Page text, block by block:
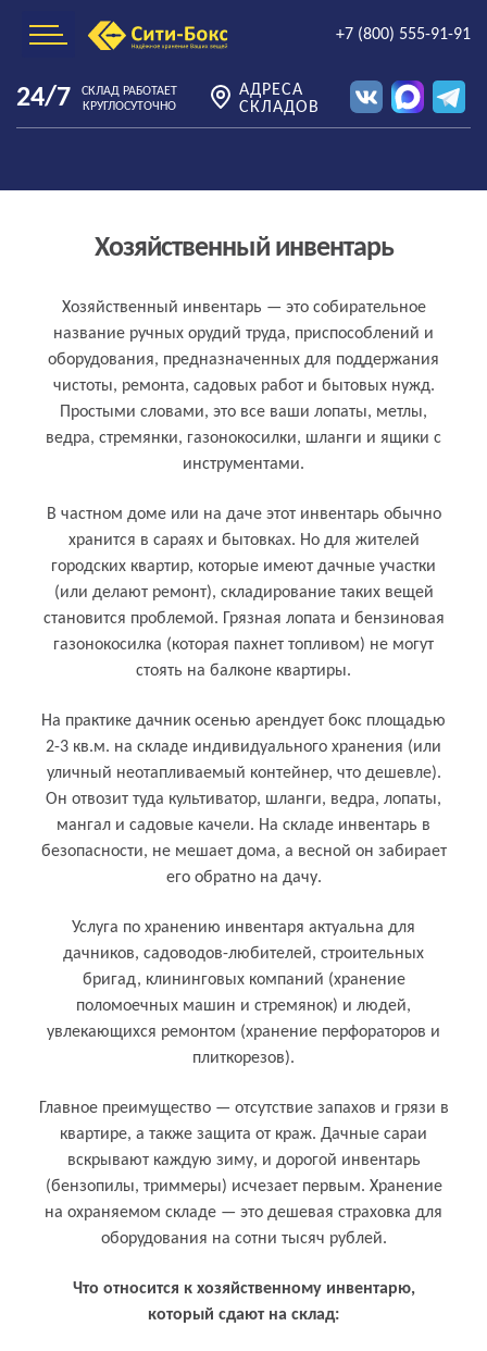
+7 (800) 555-91-91
24/7
СКЛАД РАБОТАЕТ
КРУГЛОСУТОЧНО
АДРЕСА
СКЛАДОВ
Хозяйственный инвентарь
Что такое хозяйственный инвентарь
простыми словами
Хозяйственный инвентарь — это собирательное
название ручных орудий труда, приспособлений и
оборудования, предназначенных для поддержания
чистоты, ремонта, садовых работ и бытовых нужд.
Простыми словами, это все ваши лопаты, метлы,
ведра, стремянки, газонокосилки, шланги и ящики с
инструментами.
В частном доме или на даче этот инвентарь обычно
хранится в сараях и бытовках. Но для жителей
городских квартир, которые имеют дачные участки
(или делают ремонт), складирование таких вещей
становится проблемой. Грязная лопата и бензиновая
газонокосилка (которая пахнет топливом) не могут
стоять на балконе квартиры.
На практике дачник осенью арендует бокс площадью
2-3 кв.м. на складе индивидуального хранения (или
уличный неотапливаемый контейнер, что дешевле).
Он отвозит туда культиватор, шланги, ведра, лопаты,
мангал и садовые качели. На складе инвентарь в
безопасности, не мешает дома, а весной он забирает
его обратно на дачу.
Кому и для чего нужен хозяйственный
инвентарь
Услуга по хранению инвентаря актуальна для
дачников, садоводов-любителей, строительных
бригад, клининговых компаний (хранение
поломоечных машин и стремянок) и людей,
увлекающихся ремонтом (хранение перфораторов и
плиткорезов).
Главное преимущество — отсутствие запахов и грязи в
квартире, а также защита от краж. Дачные сараи
вскрывают каждую зиму, и дорогой инвентарь
(бензопилы, триммеры) исчезает первым. Хранение
на охраняемом складе — это дешевая страховка для
оборудования на сотни тысяч рублей.
Что относится к хозяйственному инвентарю,
который сдают на склад: